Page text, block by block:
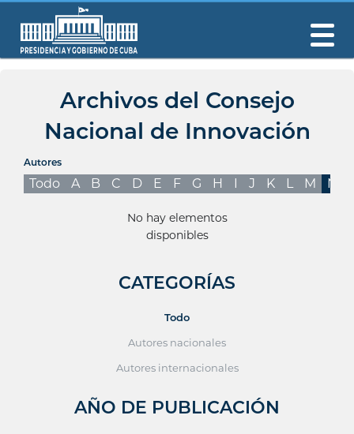
Archivos del Consejo
Nacional de Innovación
Autores
Todo A B C D E F G H I J K L M N
No hay elementos
disponibles
CATEGORÍAS
Todo
Autores nacionales
Autores internacionales
AÑO DE PUBLICACIÓN